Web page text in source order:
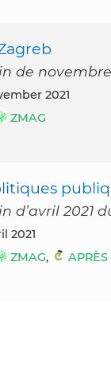
de novembre
2021
ZMAG
d’avril 2021
2021
ZMAG,